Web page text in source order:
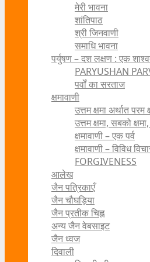
मेरी भावना
शांतिपाठ
श्री जिनवाणी
समाधि भावना
पर्युषण – दश लक्षण : एक
PARYUSHAN
पर्वों का सरताज
क्षमावाणी
उत्तम क्षमा अर्थात परम
उत्तम क्षमा, सबको
क्षमावाणी – एक पर्व
क्षमावाणी – विविध
FORGIVENESS
आलेख
जैन पत्रिकाएँ
जैन चौघड़िया
जैन प्रतीक चिह्न
अन्य जैन वेबसाइट
जैन ध्वज
दिवाली